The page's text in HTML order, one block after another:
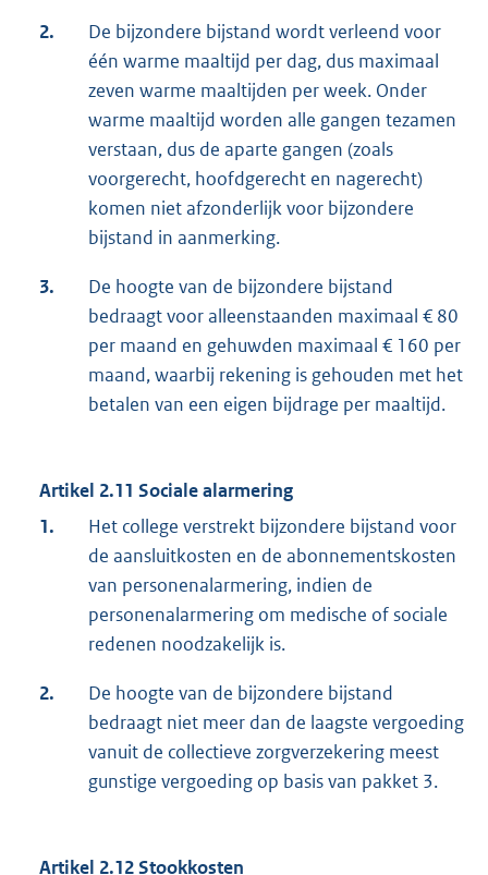
2.
De bijzondere bijstand wordt verleend voor
één warme maaltijd per dag, dus maximaal
zeven warme maaltijden per week. Onder
warme maaltijd worden alle gangen tezamen
verstaan, dus de aparte gangen (zoals
voorgerecht, hoofdgerecht en nagerecht)
komen niet afzonderlijk voor bijzondere
bijstand in aanmerking.
3.
De hoogte van de bijzondere bijstand
bedraagt voor alleenstaanden maximaal € 80
per maand en gehuwden maximaal € 160 per
maand, waarbij rekening is gehouden met het
betalen van een eigen bijdrage per maaltijd.
Artikel 2.11 Sociale alarmering
1.
Het college verstrekt bijzondere bijstand voor
de aansluitkosten en de abonnementskosten
van personenalarmering, indien de
personenalarmering om medische of sociale
redenen noodzakelijk is.
2.
De hoogte van de bijzondere bijstand
bedraagt niet meer dan de laagste vergoeding
vanuit de collectieve zorgverzekering meest
gunstige vergoeding op basis van pakket 3.
Artikel 2.12 Stookkosten